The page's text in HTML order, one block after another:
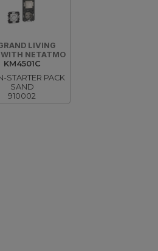
LIVING
NETATMO
KM4501C
STARTER PACK
SAND
910002